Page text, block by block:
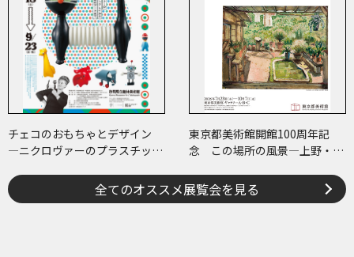
チェコのおもちゃとデザイン
―ニクロヴァーのプラスチッ
まで―
東京都美術館開館100周年記
念 この場所の風景―上野・大
全てのオススメ展覧会を見る